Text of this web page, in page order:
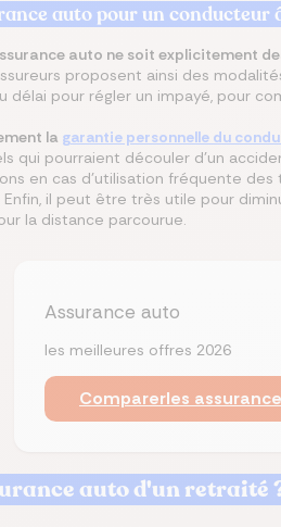
auto pour un conducteur
auto ne soit explicitement
proposent ainsi des
délai pour régler un impayé, pour
la garantie personnelle du
qui pourraient découler d’un
en cas d’utilisation fréquente
Enfin, il peut être très utile pour
la distance parcourue.
Assurance auto
les meilleures offres 2026
Comparerles
auto d'un retraité